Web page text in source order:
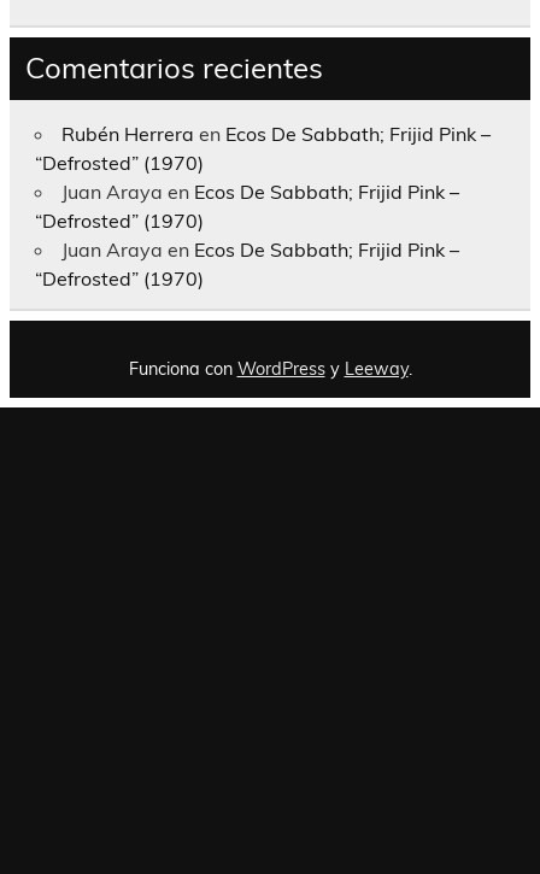
Comentarios recientes
Rubén Herrera en Ecos De Sabbath; Frijid Pink –
“Defrosted” (1970)
Juan Araya en Ecos De Sabbath; Frijid Pink –
“Defrosted” (1970)
Juan Araya en Ecos De Sabbath; Frijid Pink –
“Defrosted” (1970)
Funciona con WordPressy Leeway.